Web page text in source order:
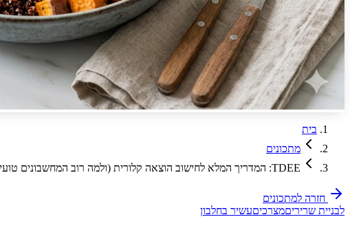
בית
מתכונים
TDEE: המדריך המלא לחישוב הוצאה קלורית (ולמה רוב המחשבונים טועים)
חזרה למתכונים
לבניית שריריםמצרכיםעשיר בחלבון